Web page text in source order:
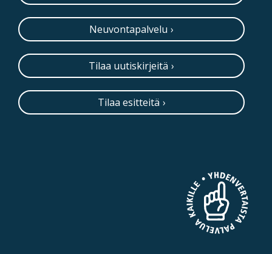
Neuvontapalvelu
Tilaa uutiskirjeitä
Tilaa esitteitä